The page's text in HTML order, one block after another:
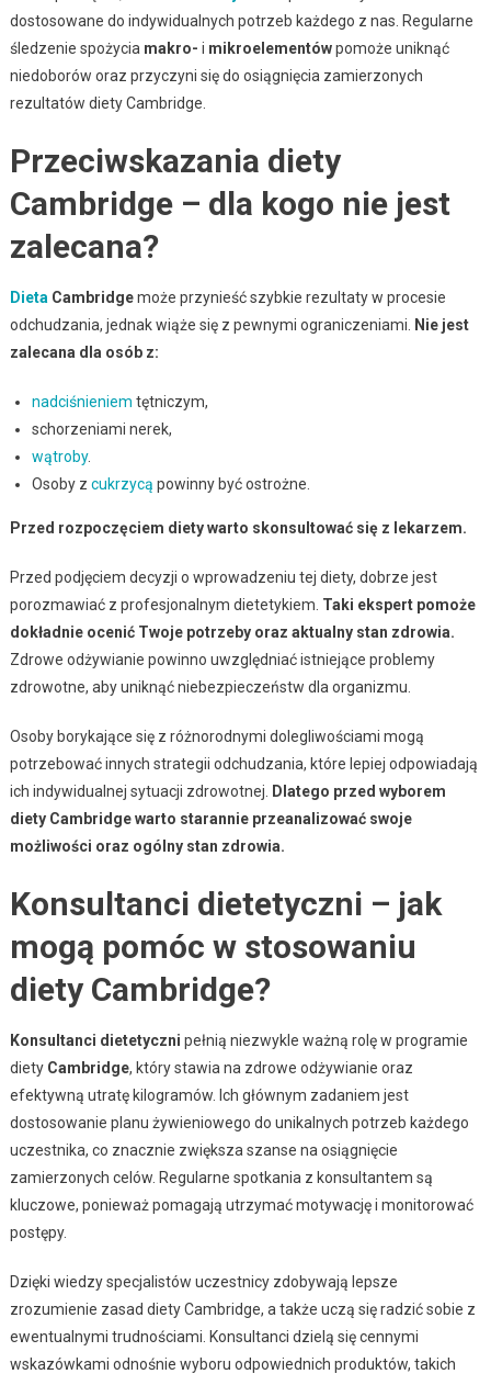
dostosowane do indywidualnych potrzeb każdego z nas. Regularne
śledzenie spożycia makro- i mikroelementówpomoże uniknąć
niedoborów oraz przyczyni się do osiągnięcia zamierzonych
rezultatów diety Cambridge.
Przeciwskazania diety
Cambridge – dla kogo nie jest
zalecana?
Dieta Cambridgemoże przynieść szybkie rezultaty w procesie
odchudzania, jednak wiąże się z pewnymi ograniczeniami.
Nie jest
zalecana dla osób z:
nadciśnieniem tętniczym,
schorzeniami nerek,
wątroby.
Osoby z cukrzycą powinny być ostrożne.
Przed rozpoczęciem diety warto skonsultować się z lekarzem.
Przed podjęciem decyzji o wprowadzeniu tej diety, dobrze jest
porozmawiać z profesjonalnym dietetykiem. Taki ekspert pomoże
dokładnie ocenić Twoje potrzeby oraz aktualny stan zdrowia.
Zdrowe odżywianie powinno uwzględniać istniejące problemy
zdrowotne, aby uniknąć niebezpieczeństw dla organizmu.
Osoby borykające się z różnorodnymi dolegliwościami mogą
potrzebować innych strategii odchudzania, które lepiej odpowiadają
ich indywidualnej sytuacji zdrowotnej.
Dlatego przed wyborem
diety Cambridge warto starannie przeanalizować swoje
możliwości oraz ogólny stan zdrowia.
Konsultanci dietetyczni – jak
mogą pomóc w stosowaniu
diety Cambridge?
Konsultanci dietetyczni pełnią niezwykle ważną rolę w programie
diety Cambridge, który stawia na zdrowe odżywianie oraz
efektywną utratę kilogramów. Ich głównym zadaniem jest
dostosowanie planu żywieniowego do unikalnych potrzeb każdego
uczestnika, co znacznie zwiększa szanse na osiągnięcie
zamierzonych celów. Regularne spotkania z konsultantem są
kluczowe, ponieważ pomagają utrzymać motywację i monitorować
postępy.
Dzięki wiedzy specjalistów uczestnicy zdobywają lepsze
zrozumienie zasad diety Cambridge, a także uczą się radzić sobie z
ewentualnymi trudnościami. Konsultanci dzielą się cennymi
wskazówkami odnośnie wyboru odpowiednich produktów, takich